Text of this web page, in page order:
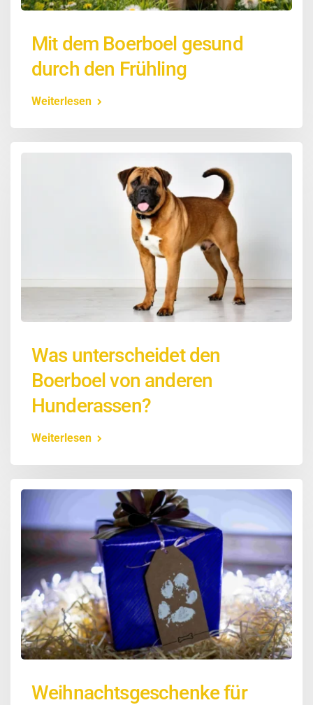
Mit dem Boerboel gesund
durch den Frühling
Weiterlesen
Was unterscheidet den
Boerboel von anderen
Hunderassen?
Weiterlesen
Weihnachtsgeschenke für